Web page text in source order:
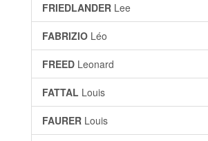
FRIEDLANDER Lee
FABRIZIO Léo
FREED Leonard
FATTAL Louis
FAURER Louis